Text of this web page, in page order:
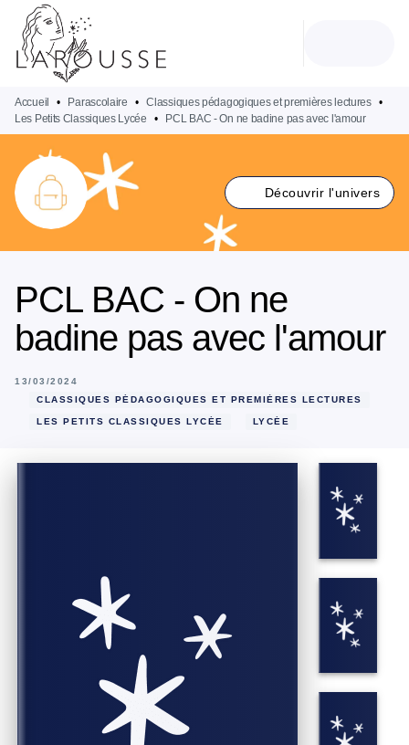
MENU
PIED DE PAGE
Accueil • Parascolaire • Classiques pédagogiques et premières lectures •
Les Petits Classiques Lycée
• PCL BAC - On ne badine pas avec l'amour
Découvrir l'univers
PCL BAC - On ne
badine pas avec l'amour
13/03/2024
CLASSIQUES PÉDAGOGIQUES ET PREMIÈRES LECTURES
LES PETITS CLASSIQUES LYCÉE LYCÉE